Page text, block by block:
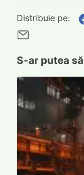
Distribuie pe:
S-ar putea